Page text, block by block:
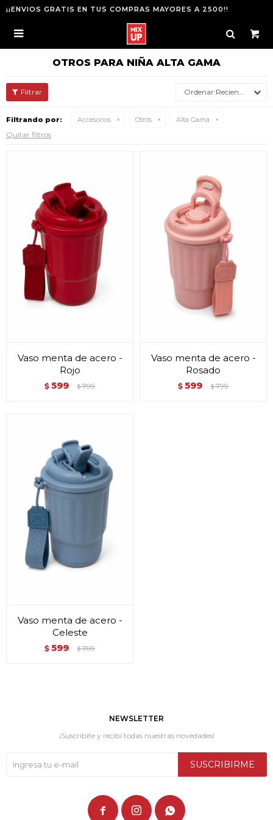
¡¡ENVIOS GRATIS EN TUS COMPRAS MAYORES A 2500!!

OTROS PARA NIÑA ALTA GAMA
Recientes
Filtrando por: Accesorios Otros Alta Gama
Quitar filtros
Vaso menta de acero -
Rojo
$ 599 $ 799
Vaso menta de acero -
Rosado
$ 599 $ 799
Vaso menta de acero -
Celeste
$ 599 $ 799
NEWSLETTER
¡Suscribite y recibí todas nuestras novedades!
SUSCRIBIRME
  